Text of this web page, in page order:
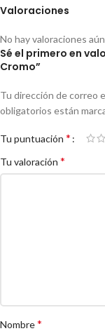
Valoraciones
No hay valoraciones
Sé el primero en
Cromo”
Tu dirección de correo
obligatorios están
Tu puntuación *
Tu valoración *
Nombre*